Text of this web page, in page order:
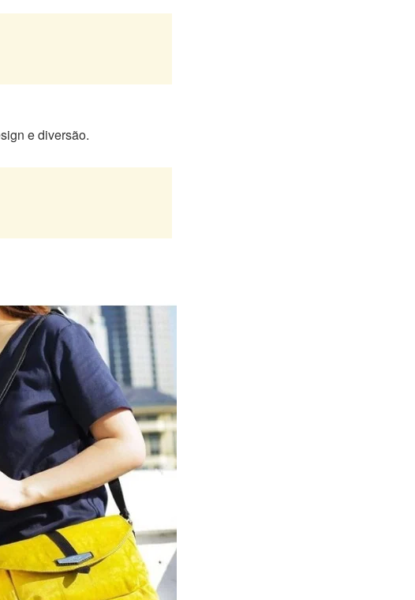
e diversão.